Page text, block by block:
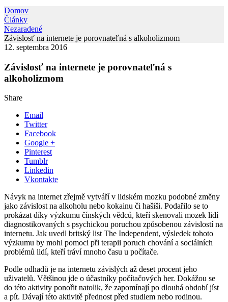
Domov
Články
Nezaradené
Závislosť na internete je porovnateľná s alkoholizmom
12. septembra 2016
Závislosť na internete je porovnateľná s
alkoholizmom
Share
Email
Twitter
Facebook
Google +
Pinterest
Tumblr
Linkedin
Vkontakte
Návyk na internet zřejmě vytváří v lidském mozku podobné změny
jako závislost na alkoholu nebo kokainu či hašiši. Podařilo se to
prokázat díky výzkumu čínských vědců, kteří skenovali mozek lidí
diagnostikovaných s psychickou poruchou způsobenou závislostí na
internetu. Jak uvedl britský list The Independent, výsledek tohoto
výzkumu by mohl pomoci při terapii poruch chování a sociálních
problémů lidí, kteří tráví mnoho času u počítače.
Podle odhadů je na internetu závislých až deset procent jeho
uživatelů. Většinou jde o účastníky počítačových her. Dokážou se
do této aktivity ponořit natolik, že zapomínají po dlouhá období jíst
a pít. Dávají této aktivitě přednost před studiem nebo rodinou.